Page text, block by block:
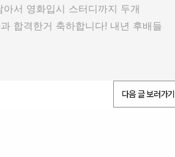
서 영화입시 스터디까지 두개
합격한거 축하합니다! 내년 후배들
다음 글 보러가기